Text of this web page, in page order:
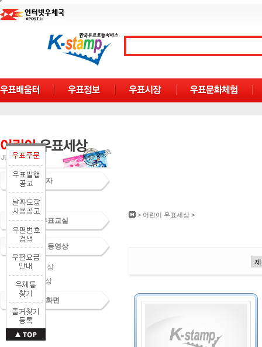
우표야놀자
문화강좌
청소년 우표교실
우정문화 동영상
UCC 동영상
교육 동영상
우표배경화면
> 어린이 우표세상 >